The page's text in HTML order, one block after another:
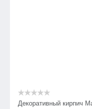
Декоративный кирпич